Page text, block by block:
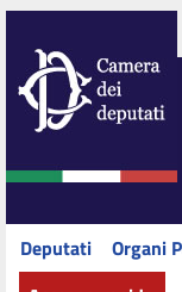
Deputati Organi